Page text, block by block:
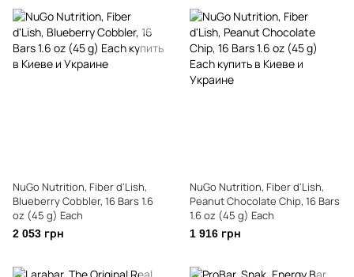
NuGo Nutrition, Fiber d'Lish,
Blueberry Cobbler, 16 Bars 1.6
oz (45 g) Each
2 053 грн
NuGo Nutrition, Fiber d'Lish,
Peanut Chocolate Chip, 16 Bars
1.6 oz (45 g) Each
1 916 грн